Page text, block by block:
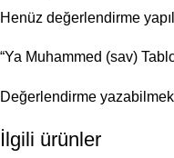
Henüz değerlendirme
“Ya Muhammed (sav)
Değerlendirme
İlgili ürünler